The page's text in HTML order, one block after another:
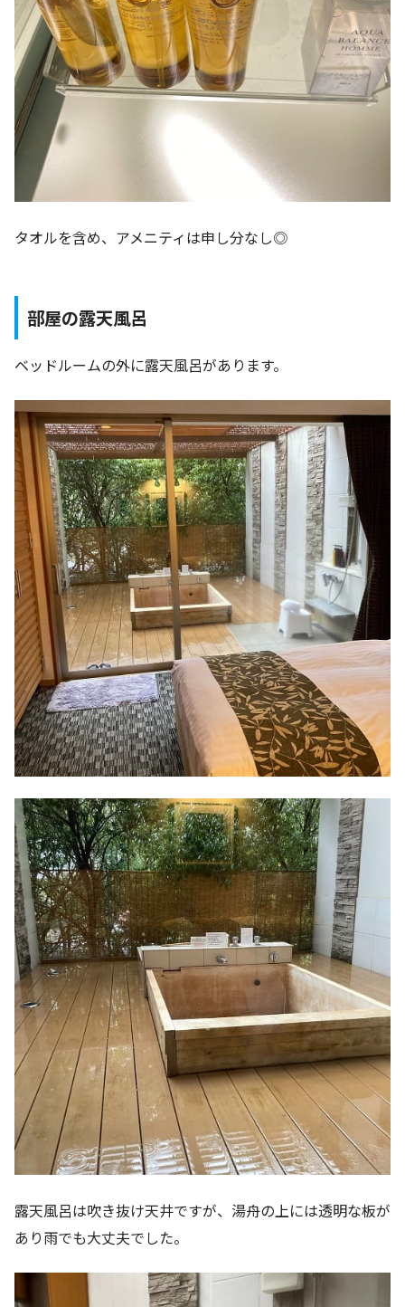
タオルを含め、アメニティは申し分なし◎
部屋の露天風呂
ベッドルームの外に露天風呂があります。
露天風呂は吹き抜け天井ですが、湯舟の上には透明な板が
あり雨でも大丈夫でした。